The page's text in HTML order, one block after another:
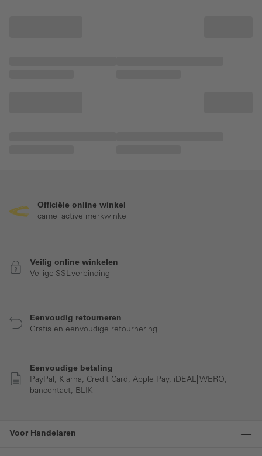
Officiële online winkel
camel active merkwinkel
Veilig online winkelen
Veilige SSL-verbinding
Eenvoudig retourneren
Gratis en eenvoudige retournering
Eenvoudige betaling
PayPal, Klarna, Credit Card, Apple Pay, iDEAL| WERO,
bancontact, BLIK
Voor Handelaren